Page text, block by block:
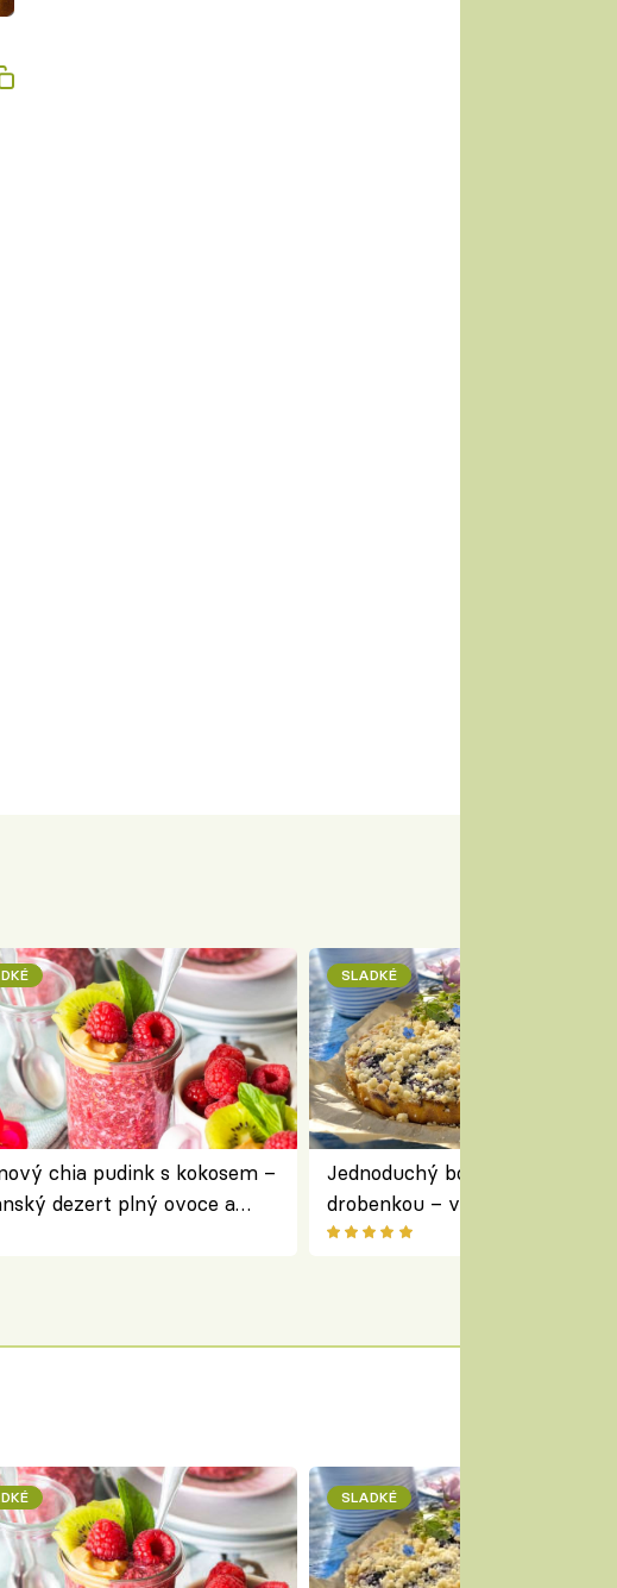
chia pudink s kokosem –
dezert plný ovoce a
SLADKÉ
Jednoduchý borůvkový koláč s
drobenkou – vláčný moučník
ovoce
SLADKÉ